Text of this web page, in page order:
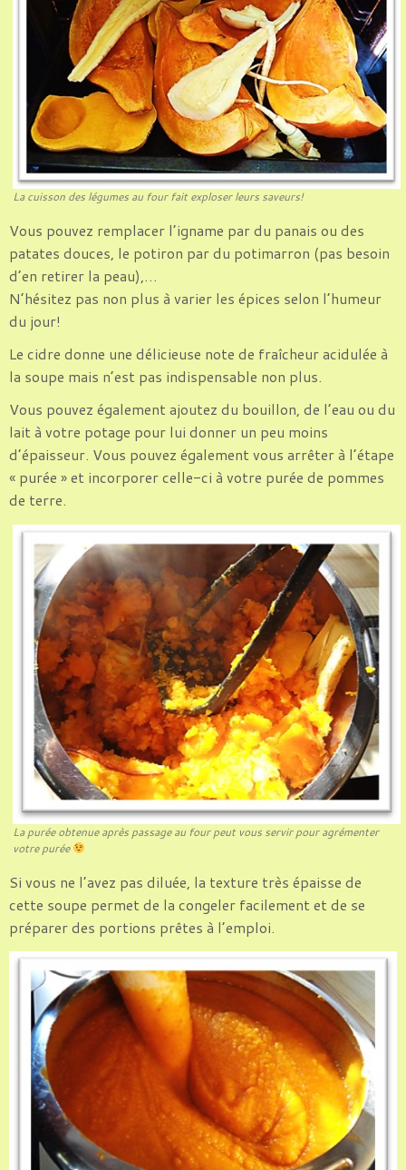
La cuisson des légumes au four fait exploser leurs saveurs!
Vous pouvez remplacer l’igname par du panais ou des
patates douces, le potiron par du potimarron (pas besoin
d’en retirer la peau),…
N’hésitez pas non plus à varier les épices selon l’humeur
du jour!
Le cidre donne une délicieuse note de fraîcheur acidulée à
la soupe mais n’est pas indispensable non plus.
Vous pouvez également ajoutez du bouillon, de l’eau ou du
lait à votre potage pour lui donner un peu moins
d’épaisseur. Vous pouvez également vous arrêter à l’étape
« purée » et incorporer celle-ci à votre purée de pommes
de terre.
La purée obtenue après passage au four peut vous servir pour agrémenter
votre purée
Si vous ne l’avez pas diluée, la texture très épaisse de
cette soupe permet de la congeler facilement et de se
préparer des portions prêtes à l’emploi.